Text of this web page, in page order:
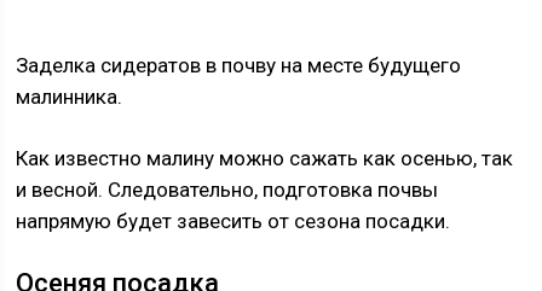
Заделка сидератов в почву на месте будущего
малинника.
Как известно малину можно сажать как осенью, так
и весной. Следовательно, подготовка почвы
напрямую будет завесить от сезона посадки.
Осеняя посадка